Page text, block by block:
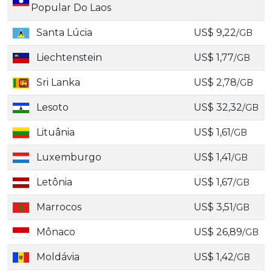
Popular Do Laos
Santa Lúcia US$ 9,22/GB
Liechtenstein US$ 1,77/GB
Sri Lanka US$ 2,78/GB
Lesoto US$ 32,32/GB
Lituânia US$ 1,61/GB
Luxemburgo US$ 1,41/GB
Letônia US$ 1,67/GB
Marrocos US$ 3,51/GB
Mônaco US$ 26,89/GB
Moldávia US$ 1,42/GB